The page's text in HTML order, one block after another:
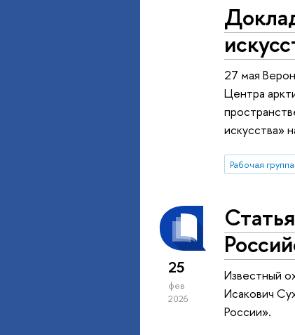
27 мая
Центра
искусства»
25
фев
2026
Известный
Исакович
России».